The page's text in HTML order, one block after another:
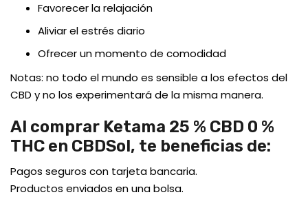
Favorecer la relajación
Aliviar el estrés diario
Ofrecer un momento de comodidad
Notas: no todo el mundo es sensible a los efectos del
CBD y no los experimentará de la misma manera.
Al comprar Ketama 25 % CBD 0 %
THC en CBDSol, te beneficias de:
Pagos seguros con tarjeta bancaria.
Productos enviados en una bolsa.